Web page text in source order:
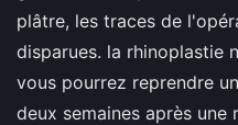
plâtre, les traces de
disparues. la rhinoplastie
vous pourrez reprendre
deux semaines après une